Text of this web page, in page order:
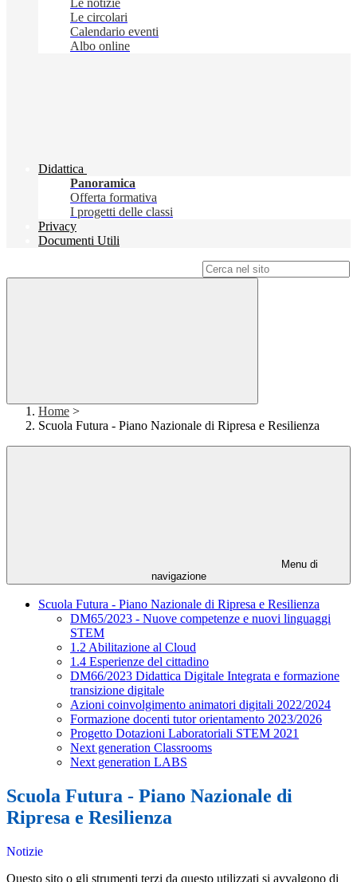
Le notizie
Le circolari
Calendario eventi
Albo online
Didattica
Panoramica
Offerta formativa
I progetti delle classi
Privacy
Documenti Utili
Home >
Scuola Futura - Piano Nazionale di Ripresa e Resilienza
Menu di
navigazione
Scuola Futura - Piano Nazionale di Ripresa e Resilienza
DM65/2023 - Nuove competenze e nuovi linguaggi
STEM
1.2 Abilitazione al Cloud
1.4 Esperienze del cittadino
DM66/2023 Didattica Digitale Integrata e formazione
transizione digitale
Azioni coinvolgimento animatori digitali 2022/2024
Formazione docenti tutor orientamento 2023/2026
Progetto Dotazioni Laboratoriali STEM 2021
Next generation Classrooms
Next generation LABS
Scuola Futura - Piano Nazionale di
Ripresa e Resilienza
Notizie
Questo sito o gli strumenti terzi da questo utilizzati si avvalgono di